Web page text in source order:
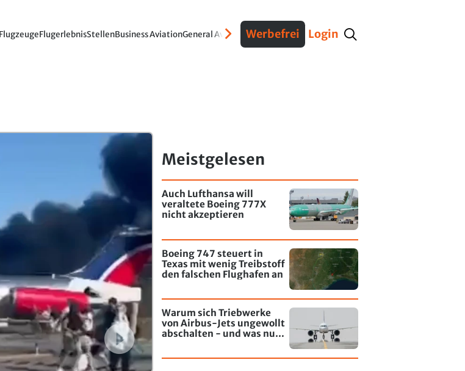
FlugzeugeFlugerlebnisStellenBusiness AviationGeneral AviationVerteidigungInterviews Fracht
Werbefrei Login
Meistgelesen
Auch Lufthansa will
veraltete Boeing 777X
nicht akzeptieren
Boeing 747 steuert in
Texas mit wenig Treibstoff
den falschen Flughafen an
Warum sich Triebwerke
von Airbus-Jets ungewollt
abschalten - und was nun